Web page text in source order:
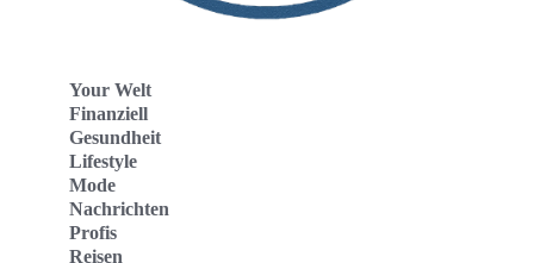
Your Welt
Finanziell
Gesundheit
Lifestyle
Mode
Nachrichten
Profis
Reisen